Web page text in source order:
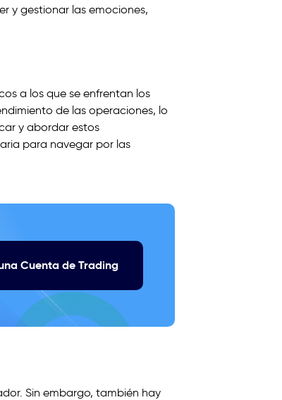
y gestionar las emociones,
a los que se enfrentan los
de las operaciones, lo
y abordar estos
para navegar por las
Cuenta de Trading
Sin embargo, también hay